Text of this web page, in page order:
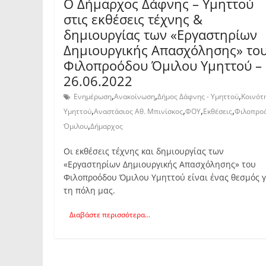
στις εκθέσεις τέχνης &
δημιουργίας των «Εργαστηρίων
Δημιουργικής Απασχόλησης»
Φιλοπροόδου Όμιλου Υμηττού –
26.06.2022
Ενημέρωση,Ανακοίνωση,Δήμος Δάφνης - Υμηττού,
Υμηττού,Αναστάσιος Αθ. Μπινίσκος,ΦΟΥ,Εκθέσεις,
Όμιλου,Δήμαρχος
Οι εκθέσεις τέχνης και δημιουργίας των
«Εργαστηρίων Δημιουργικής Απασχόλησης» του
Φιλοπροόδου Όμιλου Υμηττού είναι ένας θεσμός
τη πόλη μας.
Διαβάστε περισσότερα...